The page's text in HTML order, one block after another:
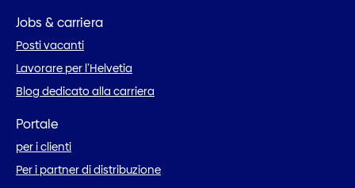
Jobs & carriera
Posti vacanti
Lavorare per l’Helvetia
Blog dedicato alla carriera
Portale
per i clienti
Per i partner di distribuzione